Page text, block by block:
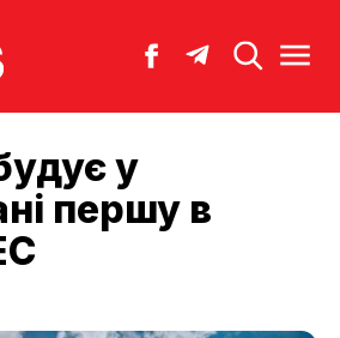
у
першу в